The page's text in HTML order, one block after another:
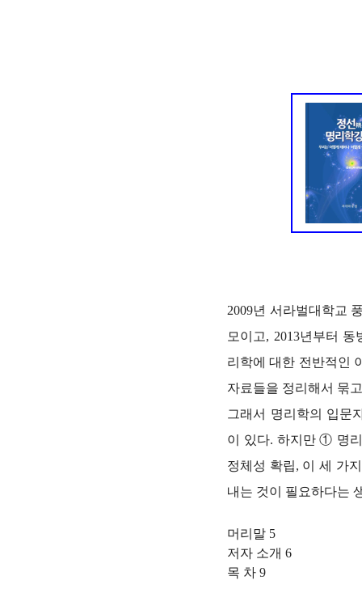
2009년 서라벌대학교
모이고, 2013년부터
리학에 대한 전반적인
자료들을 정리해서 묶
그래서 명리학의 입문
이 있다. 하지만 ① 명
정체성 확립, 이 세 가
내는 것이 필요하다는
머리말 5
저자 소개 6
목 차 9